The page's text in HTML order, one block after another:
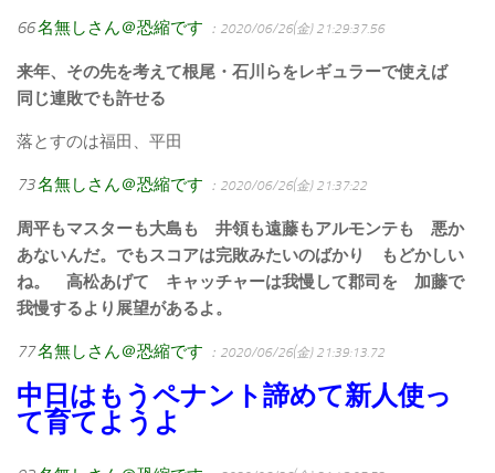
66名無しさん＠恐縮です ：2020/06/26(金) 21:29:37.56
来年、その先を考えて根尾・石川らをレギュラーで使えば
同じ連敗でも許せる
落とすのは福田、平田
73名無しさん＠恐縮です ：2020/06/26(金) 21:37:22
周平もマスターも大島も 井領も遠藤もアルモンテも 悪か
あないんだ。でもスコアは完敗みたいのばかり もどかしい
ね。 高松あげて キャッチャーは我慢して郡司を 加藤で
我慢するより展望があるよ。
77名無しさん＠恐縮です ：2020/06/26(金) 21:39:13.72
中日はもうペナント諦めて新人使っ
て育てようよ